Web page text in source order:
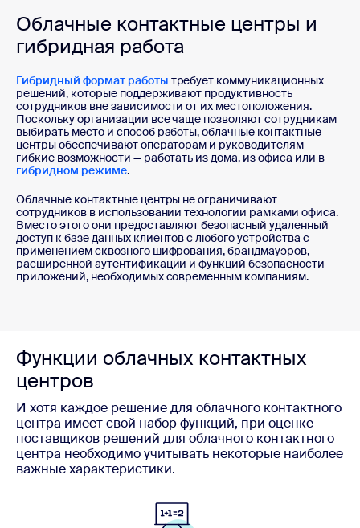
Облачные контактные центры и
гибридная работа
Гибридный формат работы требует коммуникационных
решений, которые поддерживают продуктивность
сотрудников вне зависимости от их местоположения.
Поскольку организации все чаще позволяют сотрудникам
выбирать место и способ работы, облачные контактные
центры обеспечивают операторам и руководителям
гибкие возможности — работать из дома, из офиса или в
гибридном режиме.
Облачные контактные центры не ограничивают
сотрудников в использовании технологии рамками офиса.
Вместо этого они предоставляют безопасный удаленный
доступ к базе данных клиентов с любого устройства с
применением сквозного шифрования, брандмауэров,
расширенной аутентификации и функций безопасности
приложений, необходимых современным компаниям.
Функции облачных контактных
центров
И хотя каждое решение для облачного контактного
центра имеет свой набор функций, при оценке
поставщиков решений для облачного контактного
центра необходимо учитывать некоторые наиболее
важные характеристики.